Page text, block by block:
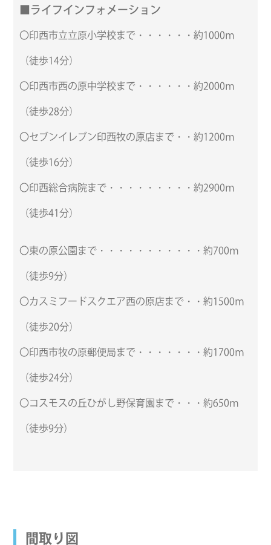
■ライフインフォメーション
〇印西市立立原小学校まで・・・・・・約1000ｍ
（徒歩14分）
〇印西市西の原中学校まで・・・・・・約2000ｍ
（徒歩28分）
〇セブンイレブン印西牧の原店まで・・約1200ｍ
（徒歩16分）
〇印西総合病院まで・・・・・・・・・約2900ｍ
（徒歩41分）
〇東の原公園まで・・・・・・・・・・・約700ｍ
（徒歩9分）
〇カスミフードスクエア西の原店まで・・約1500ｍ
（徒歩20分）
〇印西市牧の原郵便局まで・・・・・・・約1700ｍ
（徒歩24分）
〇コスモスの丘ひがし野保育園まで・・・約650ｍ
（徒歩9分）
間取り図